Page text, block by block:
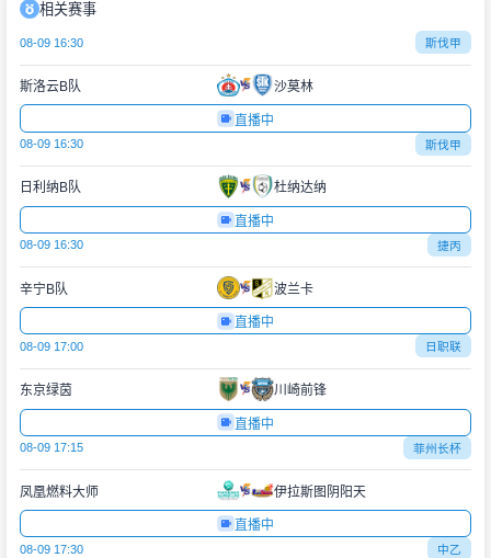
相关赛事
08-09 16:30 斯伐甲
斯洛云B队 沙莫林
直播中
08-09 16:30 斯伐甲
日利纳B队 杜纳达纳
直播中
08-09 16:30 捷丙
辛宁B队 波兰卡
直播中
08-09 17:00 日职联
东京绿茵 川崎前锋
直播中
08-09 17:15 菲州长杯
凤凰燃料大师 伊拉斯图阴阳天
直播中
08-09 17:30 中乙